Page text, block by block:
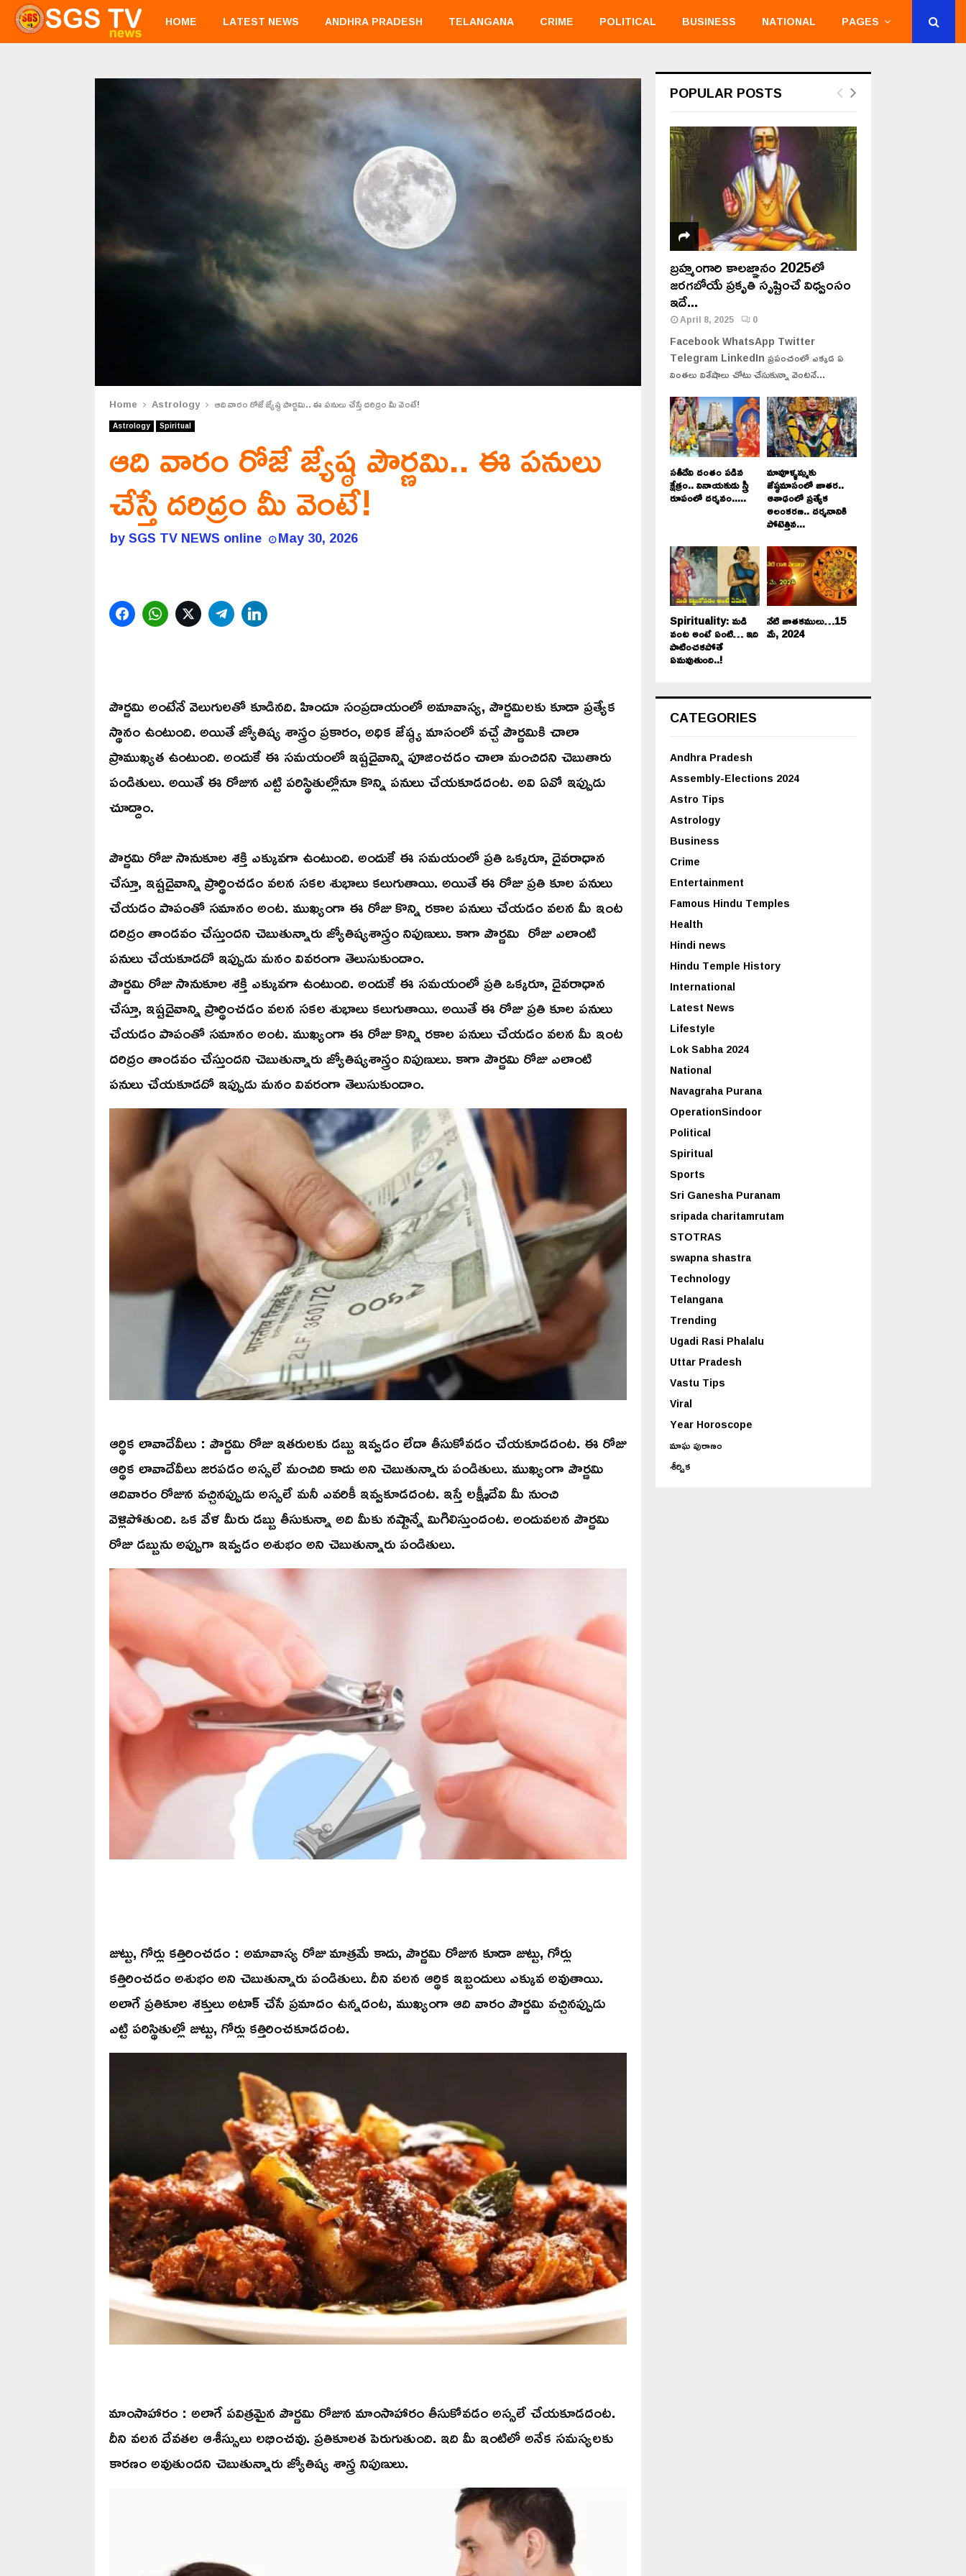
HOME LATEST NEWS ANDHRA PRADESH TELANGANA CRIME POLITICAL BUSINESS NATIONAL PAGES
Home Astrology ఆది వారం రోజే జ్యేష్ఠ పౌర్ణమి.. ఈ పనులు చేస్తే దరిద్రం మీ వెంటే!
Astrology Spiritual
ఆది వారం రోజే జ్యేష్ఠ పౌర్ణమి.. ఈ పనులు
చేస్తే దరిద్రం మీ వెంటే!
bySGS TV NEWS online May 30, 2026
FacebookWhatsAppTwitterTelegram
పౌర్ణమి అంటేనే వెలుగులతో కూడినది. హిందూ సంప్రదాయంలో అమావాస్య, పౌర్ణమిలకు కూడా ప్రత్యేక
స్థానం ఉంటుంది. అయితే జ్యోతిష్య శాస్త్రం ప్రకారం, అధిక జేష్ఠ్య మాసంలో వచ్చే పౌర్ణమికి చాలా
ప్రాముఖ్యత ఉంటుంది. అందుకే ఈ సమయంలో ఇష్టదైవాన్ని పూజించడం చాలా మంచిదని చెబుతారు
పండితులు. అయితే ఈ రోజున ఎట్టి పరిస్థితుల్లోనూ కొన్ని పనులు చేయకూడదంట. అవి ఏవో ఇప్పుడు
చూద్దాం.
పౌర్ణమి రోజు సానుకూల శక్తి ఎక్కువగా ఉంటుంది. అందుకే ఈ సమయంలో ప్రతి ఒక్కరూ, దైవరాధాన
చేస్తూ, ఇష్టదైవాన్ని ప్రార్థించడం వలన సకల శుభాలు కలుగుతాయి. అయితే ఈ రోజు ప్రతి కూల పనులు
చేయడం పాపంతో సమానం అంట. ముఖ్యంగా ఈ రోజు కొన్ని రకాల పనులు చేయడం వలన మీ ఇంట
దరిద్రం తాండవం చేస్తుందని చెబుతున్నారు జ్యోతిష్యశాస్త్రం నిపుణులు. కాగా పౌర్ణమి రోజు ఎలాంటి
పనులు చేయకూడదో ఇప్పుడు మనం వివరంగా తెలుసుకుందాం.
పౌర్ణమి రోజు సానుకూల శక్తి ఎక్కువగా ఉంటుంది. అందుకే ఈ సమయంలో ప్రతి ఒక్కరూ, దైవరాధాన
చేస్తూ, ఇష్టదైవాన్ని ప్రార్థించడం వలన సకల శుభాలు కలుగుతాయి. అయితే ఈ రోజు ప్రతి కూల పనులు
చేయడం పాపంతో సమానం అంట. ముఖ్యంగా ఈ రోజు కొన్ని రకాల పనులు చేయడం వలన మీ ఇంట
దరిద్రం తాండవం చేస్తుందని చెబుతున్నారు జ్యోతిష్యశాస్త్రం నిపుణులు. కాగా పౌర్ణమి రోజు ఎలాంటి
పనులు చేయకూడదో ఇప్పుడు మనం వివరంగా తెలుసుకుందాం.
ఆర్థిక లావాదేవీలు : పౌర్ణమి రోజు ఇతరులకు డబ్బు ఇవ్వడం లేదా తీసుకోవడం చేయకూడదంట. ఈ రోజు
ఆర్థిక లావాదేవీలు జరపడం అస్సలే మంచిది కాదు అని చెబుతున్నారు పండితులు. ముఖ్యంగా పౌర్ణమి
ఆదివారం రోజున వచ్చినప్పుడు అస్సలే మనీ ఎవరికీ ఇవ్వకూడదంట. ఇస్తే లక్ష్మీదేవి మీ నుంచి
వెళ్లిపోతుంది. ఒక వేళ మీరు డబ్బు తీసుకున్నా అది మీకు నష్టాన్నే మిగిలిస్తుందంట. అందువలన పౌర్ణమి
రోజు డబ్బును అప్పుగా ఇవ్వడం అశుభం అని చెబుతున్నారు పండితులు.
జుట్టు, గోర్లు కత్తిరించడం : అమావాస్య రోజు మాత్రమే కాదు, పౌర్ణమి రోజున కూడా జుట్టు, గోర్లు
కత్తిరించడం అశుభం అని చెబుతున్నారు పండితులు. దీని వలన ఆర్థిక ఇబ్బందులు ఎక్కువ అవుతాయి.
అలాగే ప్రతికూల శక్తులు అటాక్ చేసే ప్రమాదం ఉన్నదంట, ముఖ్యంగా ఆది వారం పౌర్ణమి వచ్చినప్పుడు
ఎట్టి పరిస్థితుల్లో జుట్టు, గోర్లు కత్తిరించకూడదంట.
మాంసాహారం : అలాగే పవిత్రమైన పౌర్ణమి రోజున మాంసాహారం తీసుకోవడం అస్సలే చేయకూడదంట.
దీని వలన దేవతల ఆశీస్సులు లభించవు. ప్రతికూలత పెరుగుతుంది. ఇది మీ ఇంటిలో అనేక సమస్యలకు
కారణం అవుతుందని చెబుతున్నారు జ్యోతిష్య శాస్త్ర నిపుణులు.
POPULAR POSTS
బ్రహ్మంగారి కాలజ్ఞానం 2025లో
జరగబోయే ప్రకృతి సృష్టించే విధ్వంసం
ఇదే...
April 8, 2025 0
Facebook WhatsApp Twitter
Telegram LinkedIn ప్రపంచంలో ఎక్కడ ఏ
వింతలు విశేషాలు చోటు చేసుకున్నా వెంటనే...
సతీదేవి దంతం పడిన
క్షేత్రం.. వినాయకుడు స్త్రీ
రూపంలో దర్శనం.....
మావూళ్ళమ్మకు
జేష్ఠమాసంలో జాతర..
ఆశాఢంలో ప్రత్యేక
అలంకరణ.. దర్శనానికి
పోటెత్తిన...
Spirituality: మడి
వంట అంటే ఏంటి… ఇది
పాటించకపోతే
ఏమవుతుంది..!
నేటి జాతకములు…15
మే, 2024
CATEGORIES
Andhra Pradesh
Assembly-Elections 2024
Astro Tips
Astrology
Business
Crime
Entertainment
Famous Hindu Temples
Health
Hindi news
Hindu Temple History
International
Latest News
Lifestyle
Lok Sabha 2024
National
Navagraha Purana
OperationSindoor
Political
Spiritual
Sports
Sri Ganesha Puranam
sripada charitamrutam
STOTRAS
swapna shastra
Technology
Telangana
Trending
Ugadi Rasi Phalalu
Uttar Pradesh
Vastu Tips
Viral
Year Horoscope
మాఘ పురాణం
శీర్షిక